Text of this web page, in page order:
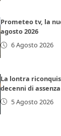
Prometeo tv, la
agosto 2026
6 Agosto 2026
La lontra
decenni di assenza
5 Agosto 2026